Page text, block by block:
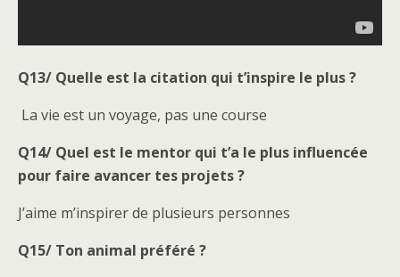
Q13/ Quelle est la citation qui t’inspire le plus ?
La vie est un voyage, pas une course
Q14/ Quel est le mentor qui t’a le plus influencée
pour faire avancer tes projets ?
J’aime m’inspirer de plusieurs personnes
Q15/ Ton animal préféré ?